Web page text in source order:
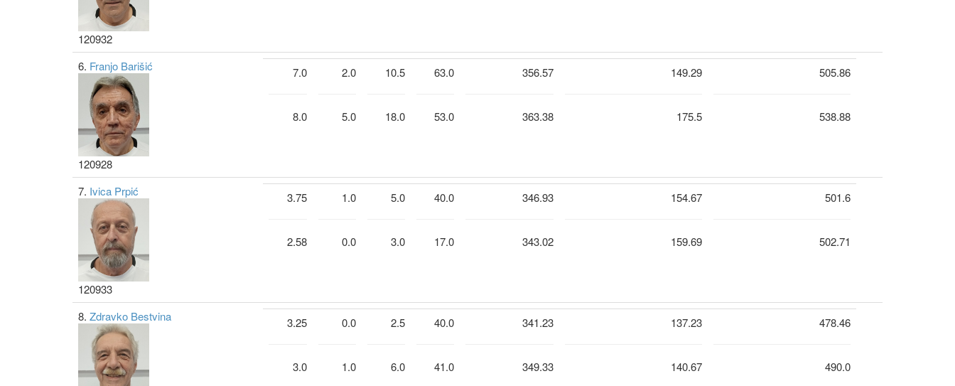
120932
6. Franjo Barišić
120928
7.0
8.0
2.0
5.0
10.5
18.0
63.0
53.0
356.57
363.38
149.29
175.5
505.86
538.88
7. Ivica Prpić
120933
3.75
2.58
1.0
0.0
5.0
3.0
40.0
17.0
346.93
343.02
154.67
159.69
501.6
502.71
8. Zdravko Bestvina 3.25
3.0
0.0
1.0
2.5
6.0
40.0
41.0
341.23
349.33
137.23
140.67
478.46
490.0